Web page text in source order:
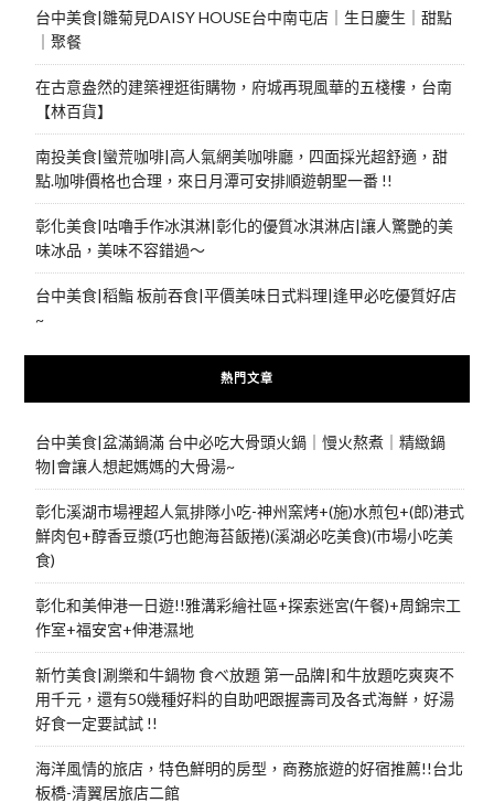
台中美食|雛菊見DAISY HOUSE台中南屯店｜生日慶生｜甜點
｜聚餐
在古意盎然的建築裡逛街購物，府城再現風華的五棧樓，台南
【林百貨】
南投美食|蠻荒咖啡|高人氣網美咖啡廳，四面採光超舒適，甜
點.咖啡價格也合理，來日月潭可安排順遊朝聖一番 !!
彰化美食|咕嚕手作冰淇淋|彰化的優質冰淇淋店|讓人驚艷的美
味冰品，美味不容錯過～
台中美食|稻鮨 板前吞食|平價美味日式料理|逢甲必吃優質好店
~
熱門文章
台中美食|盆滿鍋滿 台中必吃大骨頭火鍋｜慢火熬煮｜精緻鍋
物|會讓人想起媽媽的大骨湯~
彰化溪湖市場裡超人氣排隊小吃-神州窯烤+(施)水煎包+(郎)港式
鮮肉包+醇香豆漿(巧也飽海苔飯捲)(溪湖必吃美食)(市場小吃美
食)
彰化和美伸港一日遊!!雅溝彩繪社區+探索迷宮(午餐)+周錦宗工
作室+福安宮+伸港濕地
新竹美食|涮樂和牛鍋物 食べ放題 第一品牌|和牛放題吃爽爽不
用千元，還有50幾種好料的自助吧跟握壽司及各式海鮮，好湯
好食一定要試試 !!
海洋風情的旅店，特色鮮明的房型，商務旅遊的好宿推薦!!台北
板橋-清翼居旅店二館